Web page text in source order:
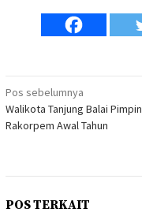
Navigasi
pos
Pos sebelumnya
Walikota Tanjung Balai Pimpin
Rakorpem Awal Tahun
POS TERKAIT